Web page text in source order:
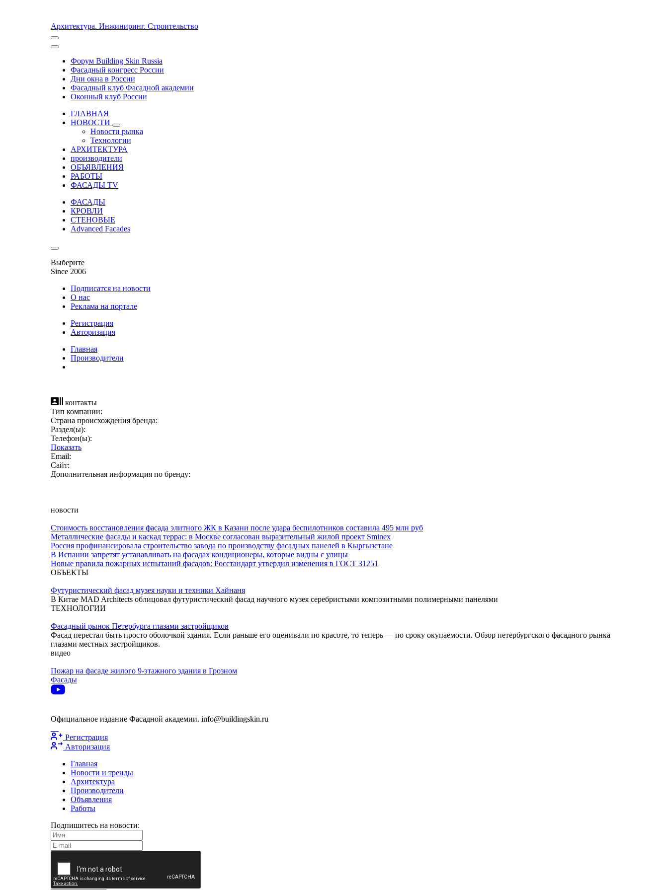
Архитектура. Инжиниринг. Строительство
Форум Building Skin Russia
Фасадный конгресс России
Дни окна в России
Фасадный клуб Фасадной академии
Оконный клуб России
ГЛАВНАЯ
НОВОСТИ
Новости рынка
Технологии
АРХИТЕКТУРА
производители
ОБЪЯВЛЕНИЯ
РАБОТЫ
ФАСАДЫ TV
ФАСАДЫ
КРОВЛИ
СТЕНОВЫЕ
Advanced Facades
Выберите
Since 2006
Подписатся на новости
О нас
Реклама на портале
Регистрация
Авторизация
Главная
Производители
контакты
Тип компании:
Страна происхождения бренда:
Раздел(ы):
Телефон(ы):
Показать
Email:
Сайт:
Дополнительная информация по бренду:
новости
Стоимость восстановления фасада элитного ЖК в Казани после удара беспилотников составила 495 млн руб
Металлические фасады и каскад террас: в Москве согласован выразительный жилой проект Sminex
Россия профинансировала строительство завода по производству фасадных панелей в Кыргызстане
В Испании запретят устанавливать на фасадах кондиционеры, которые видны с улицы
Новые правила пожарных испытаний фасадов: Росстандарт утвердил изменения в ГОСТ 31251
ОБЪЕКТЫ
Футуристический фасад музея науки и техники Хайнаня
В Китае MAD Architects облицовал футуристический фасад научного музея серебристыми композитными полимерными панелями
ТЕХНОЛОГИИ
Фасадный рынок Петербурга глазами застройщиков
Фасад перестал быть просто оболочкой здания. Если раньше его оценивали по красоте, то теперь — по сроку окупаемости. Обзор петербургского фасадного рынка
глазами местных застройщиков.
видео
Пожар на фасаде жилого 9-этажного здания в Грозном
Фасады
Официальное издание Фасадной академии. info@buildingskin.ru
Регистрация
Авторизация
Главная
Новости и тренды
Архитектура
Производители
Объявления
Работы
Подпишитесь на новости: